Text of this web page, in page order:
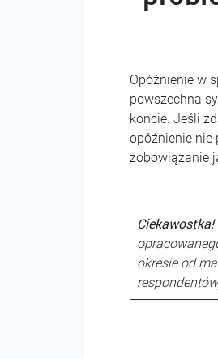
Opóźnienie w
powszechna
koncie. Jeśli
opóźnienie nie
zobowiązanie
Ciekawostka!
okresie od